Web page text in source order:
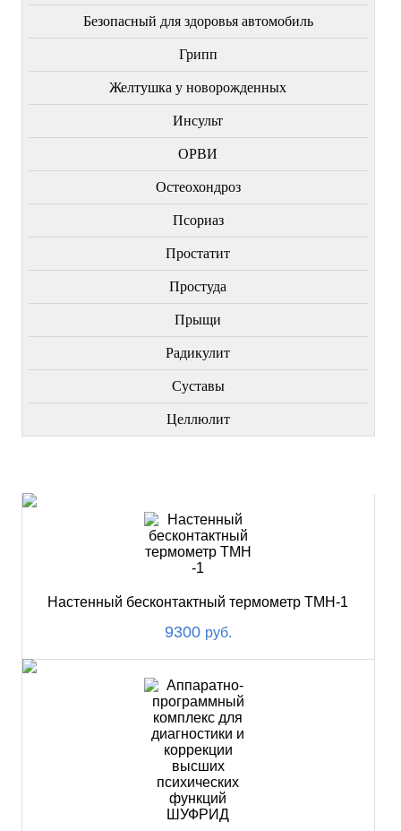
Безопасный для здоровья автомобиль
Грипп
Желтушка у новорожденных
Инсульт
ОРВИ
Остеохондроз
Пcориаз
Простатит
Простуда
Прыщи
Радикулит
Суставы
Целлюлит
Настенный бесконтактный термометр ТМН-1
9300 руб.